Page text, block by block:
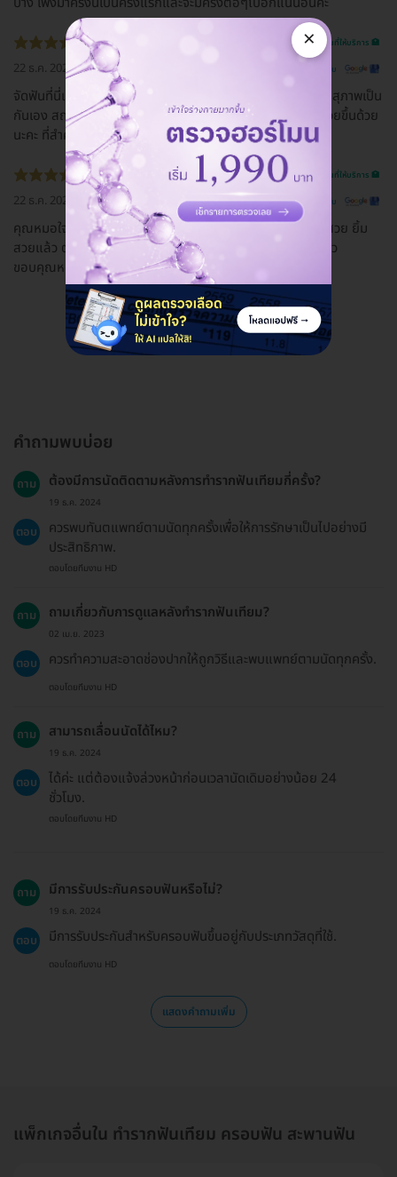
รีวิวสถานที่ให้บริการ 🏥
22 ธ.ค. 2022 ดูรีวิวต้นฉบับ
จัดฟันที่นี่แนะนำมากๆเลยค่ะ คุณหมอพิทักษ์น่ารักใจดี พนักงานสุภาพเป็น
กันเอง สถานที่สะอาดมากค่ะ จัดฟันยังไงรูปหน้าเปลี่ยน คิดว่าสวยขึ้นด้วย
นะคะ ที่สำคัญฟันไม่ยื่นแล้ววว
รีวิวสถานที่ให้บริการ 🏥
22 ธ.ค. 2022 ดูรีวิวต้นฉบับ
คุณหมอใจดี เอาใจใส่ และแนะนำดีมากตลอดการรักษาเลย ฟันสวย ยิ้ม
สวยแล้ว ตอนมาจัดบอกหมอว่าอยากยิ้มสวย ตอนนี้ยิ้มสวยแล้ว
ขอบคุณหมอพิทักษ์มากๆเลยค่ะ
ดูรีวิวทั้งหมด
คำถามพบบ่อย
ถาม ต้องมีการนัดติดตามหลังการทำรากฟันเทียมกี่ครั้ง?
19 ธ.ค. 2024
ตอบ
ควรพบทันตแพทย์ตามนัดทุกครั้งเพื่อให้การรักษาเป็นไปอย่างมี
ประสิทธิภาพ.
ตอบโดยทีมงาน HD
ถาม ถามเกี่ยวกับการดูแลหลังทำรากฟันเทียม?
02 เม.ย. 2023
ตอบ ควรทำความสะอาดช่องปากให้ถูกวิธีและพบแพทย์ตามนัดทุกครั้ง.
ตอบโดยทีมงาน HD
ถาม สามารถเลื่อนนัดได้ไหม?
19 ธ.ค. 2024
ตอบ
ได้ค่ะ แต่ต้องแจ้งล่วงหน้าก่อนเวลานัดเดิมอย่างน้อย 24
ชั่วโมง.
ตอบโดยทีมงาน HD
ถาม มีการรับประกันครอบฟันหรือไม่?
19 ธ.ค. 2024
ตอบ มีการรับประกันสำหรับครอบฟันขึ้นอยู่กับประเภทวัสดุที่ใช้.
ตอบโดยทีมงาน HD
แสดงคำถามเพิ่ม
แพ็กเกจอื่นใน ทำรากฟันเทียม ครอบฟัน สะพานฟัน
×